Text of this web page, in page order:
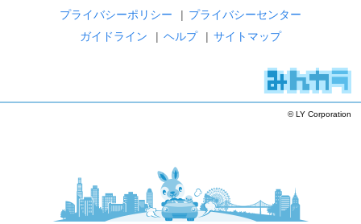
プライバシーポリシー
| プライバシーセンター
ガイドライン
| ヘルプ | サイトマップ
© LY Corporation